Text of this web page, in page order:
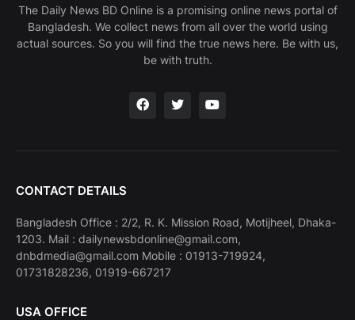
The Daily News BD Online is a promising online news portal of
Bangladesh. We collect news from all over the world using
actual sources. So you will find the true news here. Be with us,
be with truth.
CONTACT DETAILS
Bangladesh Office : 2/2, R. K. Mission Road, Motijheel, Dhaka-
1203. Mail : dailynewsbdonline@gmail.com,
dnbdmedia@gmail.com Mobile : 01913-719924,
01731828236, 01919-667217
USA OFFICE